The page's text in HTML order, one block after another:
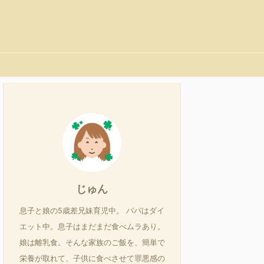
じゅん
息子と娘の5歳差兄妹育児中。 パパはダイ
エット中。息子はまだまだ食べムラあり。
娘は離乳食。そんな家族のご飯を、簡単で
栄養が取れて、子供に食べさせて罪悪感の